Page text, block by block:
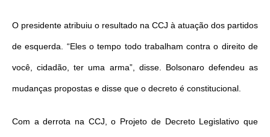
O presidente atribuiu o resultado na CCJ à atuação dos partidos
de esquerda. “Eles o tempo todo trabalham contra o direito de
você, cidadão, ter uma arma”, disse. Bolsonaro defendeu as
mudanças propostas e disse que o decreto é constitucional.
Com a derrota na CCJ, o Projeto de Decreto Legislativo que